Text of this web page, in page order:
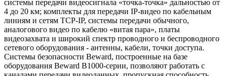
системы передачи видеосигнала «точка-точка» дальностью от
4 до 20 км; комплекты для передачи IP-видео по кабельным
линиям и сетям TCP-IP, системы передачи обычного,
аналогового видео по кабелю «витая пара», платы
видеозахвата и широкий спектр проводного и беспроводного
сетевого оборудования - антенны, кабели, точки доступа.
Системы безопасности Beward, построенные на базе
оборудования Beward B1000-серии, позволяют работать с